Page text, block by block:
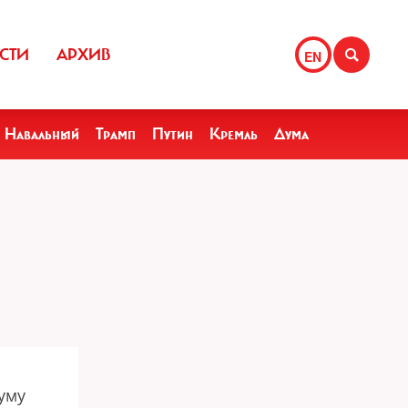
EN
АРХИВ
Навальный Трамп Путин Кремль Дума